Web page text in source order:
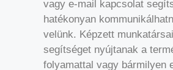
vagy e-mail kapcsolat
hatékonyan
velünk. Képzett
segítséget nyújtanak a
folyamattal vagy bármilyen